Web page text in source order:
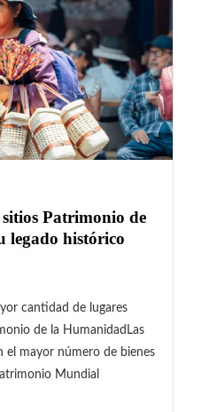
Patrimonio de
legado histórico
cantidad de lugares
de la HumanidadLas
el mayor número de bienes
Mundial